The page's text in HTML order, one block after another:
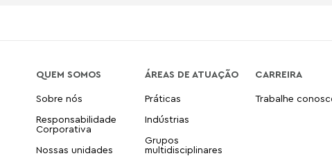
QUEM SOMOS
Sobre nós
Responsabilidade
Corporativa
Nossas unidades
ÁREAS DE ATUAÇÃO
Práticas
Indústrias
Grupos
multidisciplinares
CARREIRA
Trabalhe